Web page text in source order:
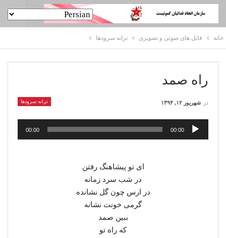
خانه فایل های صوتی و تصویری ترانه سرودها
راه صمد
ترانه سرودها در شهریور ۱۲, ۱۳۹۴
00:00
00:00
ای تو پیشاهنگ رفتن
در شب سرد زمانه
در ارس چون گل نشانده
گرمی خونت نشانه
ببین صمد
که راه تو